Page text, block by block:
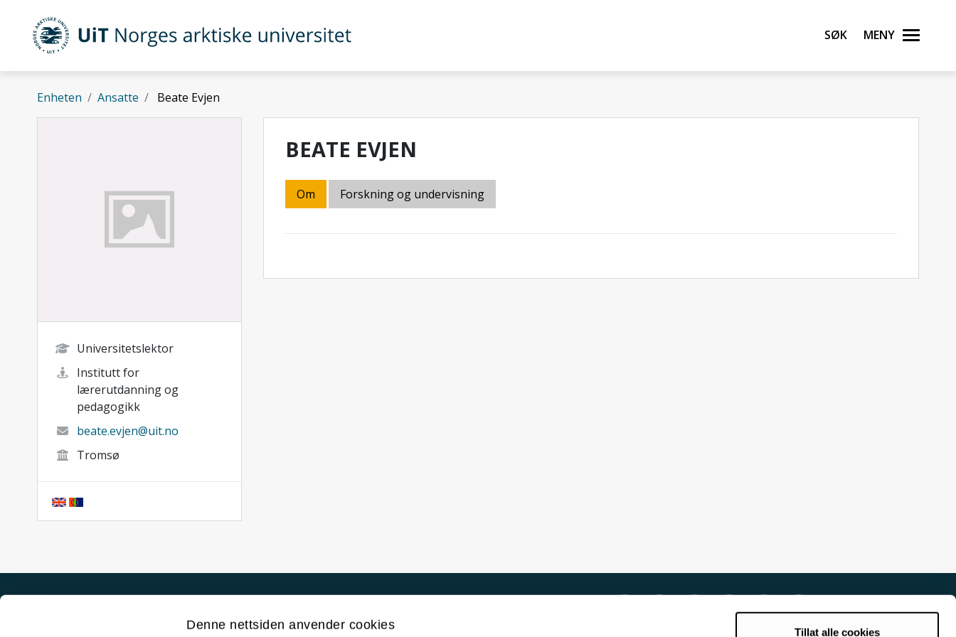
Denne nettsiden anvender cookies
Tillat alle cookies
Gå til hovedinnhold
UiT Norges arktiske universitet Søk Meny
Enheten Ansatte Beate Evjen
Universitetslektor
Institutt for
lærerutdanning og
pedagogikk
beate.evjen@uit.no
Tromsø
BEATE EVJEN
Om Forskning og undervisning
For media